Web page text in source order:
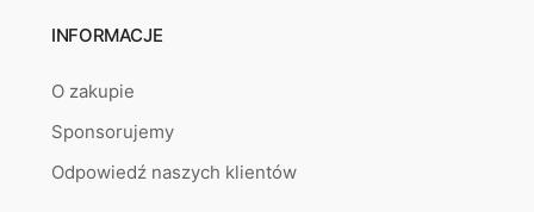
INFORMACJE
O zakupie
Sponsorujemy
Odpowiedź naszych klientów